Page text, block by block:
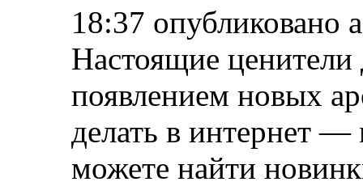
18:37 опубликовано
Настоящие ценители
появлением новых
делать в интернет —
можете найти